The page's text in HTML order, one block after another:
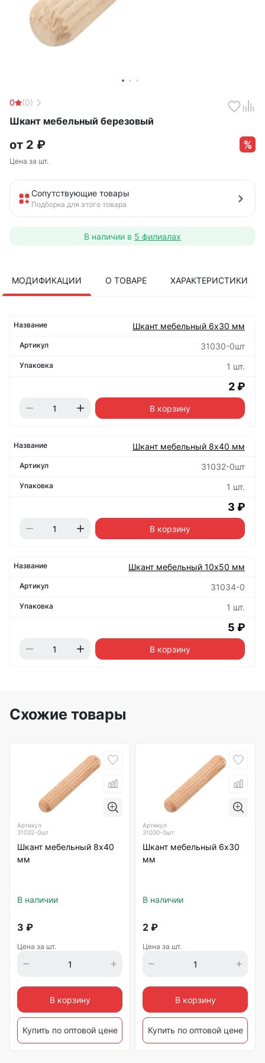
0 (0)
Шкант мебельный березовый
от 2 ₽
Цена за шт.
Сопутствующие товары
Подборка для этого товара
В наличии в 5 филиалах
МОДИФИКАЦИИ О ТОВАРЕ ХАРАКТЕРИСТИКИ
Шкант мебельный 6х30 мм
31030-0шт
1 шт.
2 ₽
В корзину
Шкант мебельный 8х40 мм
31032-0шт
1 шт.
3 ₽
В корзину
Шкант мебельный 10х50 мм
31034-0
1 шт.
5 ₽
В корзину
Схожие товары
Артикул
31032-0шт
Шкант мебельный 8х40
мм
В наличии
3 ₽
Цена за шт.
В корзину
Купить по оптовой цене
Артикул
31030-0шт
Шкант мебельный 6х30
мм
В наличии
2 ₽
Цена за шт.
В корзину
Купить по оптовой цене